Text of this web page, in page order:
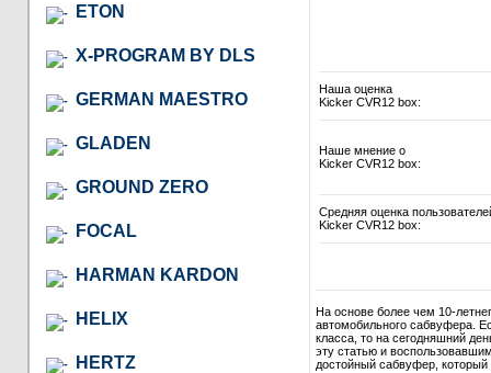
ETON
X-PROGRAM BY DLS
GERMAN MAESTRO
GLADEN
GROUND ZERO
FOCAL
HARMAN KARDON
HELIX
HERTZ
Наша оценка
Kicker CVR12 box:
Наше мнение о
Kicker CVR12 box:
Средняя оценка
Kicker CVR12 box:
На основе более чем 10-
автомобильного сабвуфера.
класса, то на сегодняшний
эту статью и
достойный сабвуфер, который